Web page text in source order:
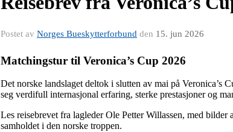
Postet av Norges Bueskytterforbund den 15. jun 2026
Matchingstur til Veronica’s Cup 2026
Det norske landslaget deltok i slutten av mai på Veronica’s
seg verdifull internasjonal erfaring, sterke prestasjoner og
Les reisebrevet fra lagleder Ole Petter Willassen, med
samholdet i den norske troppen.